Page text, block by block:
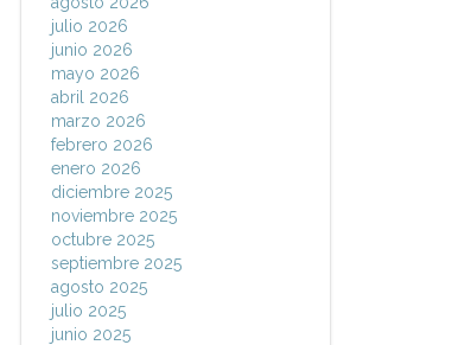
julio 2026
junio 2026
mayo 2026
abril 2026
marzo 2026
febrero 2026
enero 2026
diciembre 2025
noviembre 2025
octubre 2025
septiembre 2025
agosto 2025
julio 2025
junio 2025